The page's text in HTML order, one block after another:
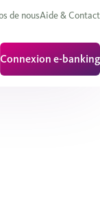
de nousAide & Contact
Connexion e-banking